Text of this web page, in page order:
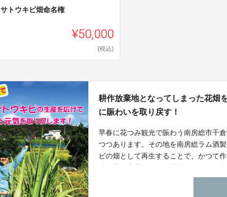
サトウキビ畑命名権
¥50,000
(税込)
耕作放棄地となってしまった花畑
に賑わいを取り戻す！
早春に花つみ観光で賑わう南房総市千
つつあります。その地を南房総ラム酒
ビの畑として再生することで、かつて
ロップ、さとうきび酢及び搾りかすで
ラボレーションすることで新たな房総